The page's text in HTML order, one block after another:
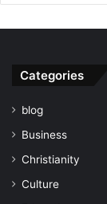
Categories
blog
Business
Christianity
Culture